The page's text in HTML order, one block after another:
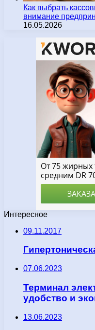
Как выбрать
внимание
16.05.2026
Интересное
09.11.2017
07.06.2023
Терминал
удобство и
13.06.2023